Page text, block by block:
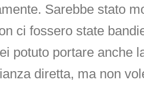
Sarebbe stato
ci fossero state
potuto portare anche
diretta, ma non